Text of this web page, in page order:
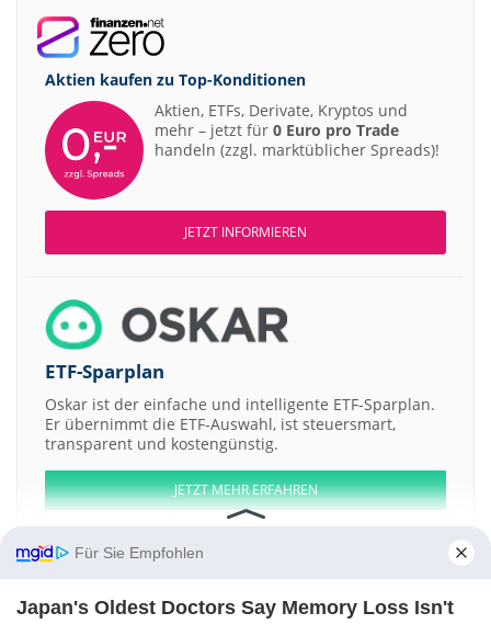
Aktien kaufen zu Top-Konditionen
Aktien, ETFs, Derivate, Kryptos und
mehr – jetzt für 0 Euro pro Trade
handeln (zzgl. marktüblicher Spreads)!
JETZT INFORMIEREN
ETF-Sparplan
Oskar ist der einfache und intelligente ETF-Sparplan.
Er übernimmt die ETF-Auswahl, ist steuersmart,
transparent und kostengünstig.
JETZT MEHR ERFAHREN
Aktien ATX DAX EuroStoxx 50 Dow Jones NASDAQ 100 Nikkei 225
Für Sie Empfohlen
Japan's Oldest Doctors Say Memory Loss Isn't